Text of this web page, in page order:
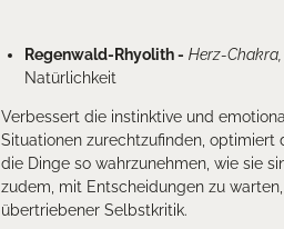
Regenwald-Rhyolith - Herz-
Natürlichkeit
Verbessert die instinktive und
Situationen zurechtzufinden,
die Dinge so wahrzunehmen, wie sie
zudem, mit Entscheidungen zu
übertriebener Selbstkritik.